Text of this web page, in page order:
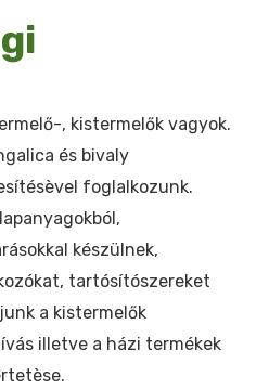
, kistermelők vagyok.
és bivaly
foglalkozunk.
készülnek,
tartósítószereket
a kistermelők
illetve a házi termékek